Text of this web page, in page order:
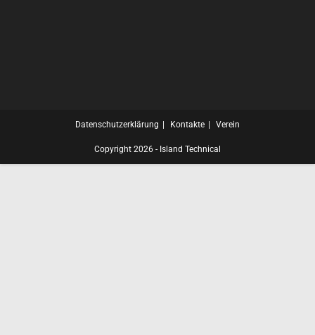
Datenschutzerklärung Kontakte Verein
Copyright 2026 - Island Technical